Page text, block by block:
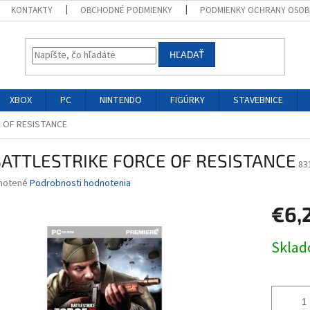
KONTAKTY OBCHODNÉ PODMIENKY PODMIENKY OCHRANY
HĽADAŤ
XBOX PC NINTENDO FIGÚRKY STAVEBNICE
RESISTANCE
FORCE OF RESISTANCE
Podrobnosti hodnotenia
cena: